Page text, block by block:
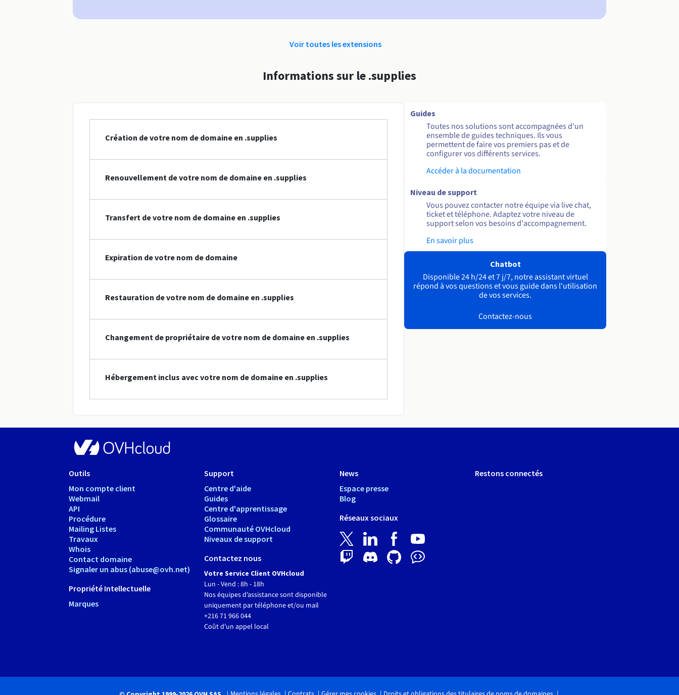
Voir toutes les extensions
Informations sur le .supplies
Création de votre nom de domaine en .supplies
Renouvellement de votre nom de domaine en .supplies
Transfert de votre nom de domaine en .supplies
Expiration de votre nom de domaine
Restauration de votre nom de domaine en .supplies
Changement de propriétaire de votre nom de domaine en .supplies
Hébergement inclus avec votre nom de domaine en .supplies
Guides
Toutes nos solutions sont accompagnées d'un
ensemble de guides techniques. Ils vous
permettent de faire vos premiers pas et de
configurer vos différents services.
Accéder à la documentation
Niveau de support
Vous pouvez contacter notre équipe via live chat,
ticket et téléphone. Adaptez votre niveau de
support selon vos besoins d'accompagnement.
En savoir plus
Chatbot
Disponible 24 h/24 et 7 j/7, notre assistant virtuel
répond à vos questions et vous guide dans l'utilisation
de vos services.
Contactez-nous
Outils
Mon compte client
Webmail
API
Procédure
Mailing Listes
Travaux
Whois
Contact domaine
Signaler un abus (abuse@ovh.net)
Propriété Intellectuelle
Marques
Support
Centre d'aide
Guides
Centre d'apprentissage
Glossaire
Communauté OVHcloud
Niveaux de support
Contactez nous
Votre Service Client OVHcloud
Lun - Vend : 8h - 18h
Nos équipes d’assistance sont disponible
uniquement par téléphone et/ou mail
+216 71 966 044
Coût d'un appel local
News
Espace presse
Blog
Réseaux sociaux
Restons connectés